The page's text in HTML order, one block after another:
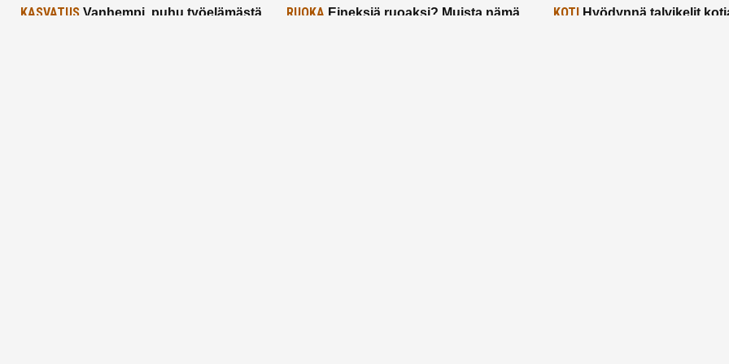
KASVATUS Vanhempi, puhu työelämästä
RUOKA Eineksiä ruoaksi? Muista nämä
KOTIHyödynnä talvikelit